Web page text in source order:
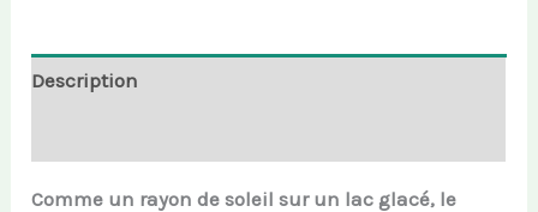
Description
Comme un rayon de soleil sur un lac glacé, le